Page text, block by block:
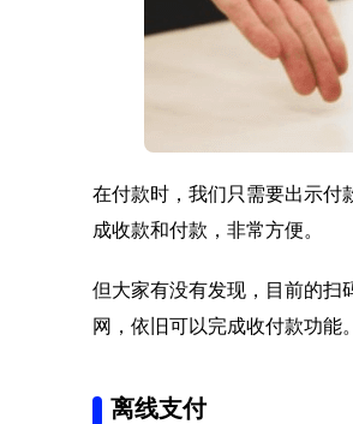
在付款时，我们只需要出示付
成收款和付款，非常方便。
但大家有没有发现，目前的扫
网，依旧可以完成收付款功能
离线支付